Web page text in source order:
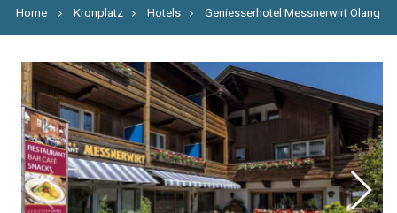
Home Kronplatz Hotels Geniesserhotel Messnerwirt Olang